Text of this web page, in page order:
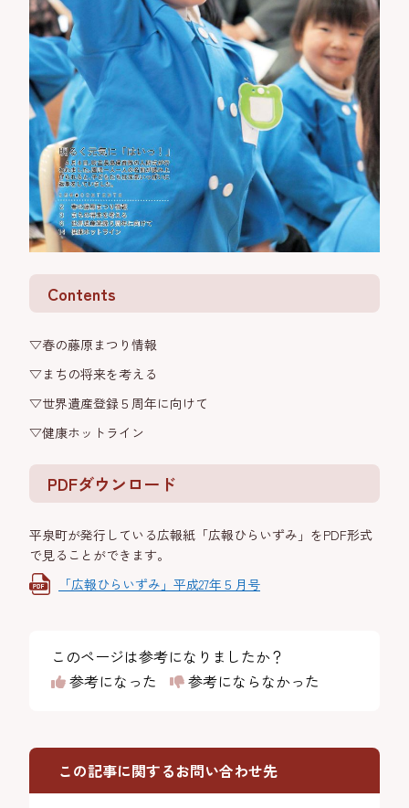
Contents
▽春の藤原まつり情報
▽まちの将来を考える
▽世界遺産登録５周年に向けて
▽健康ホットライン
PDFダウンロード
平泉町が発行している広報紙「広報ひらいずみ」をPDF形式
で見ることができます。
「広報ひらいずみ」平成27年５月号
このページは参考になりましたか？
参考になった
参考にならなかった
この記事に関するお問い合わせ先